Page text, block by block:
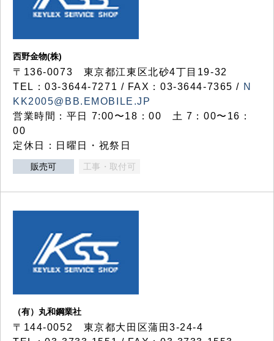
西野金物(株)
〒136-0073 東京都江東区北砂4丁目19-32
TEL：03‐3644‐7271 / FAX：03-3644-7365 / N
KK2005@BB.EMOBILE.JP
営業時間：平日 7:00〜18：00 土 7：00〜16：
00
定休日：日曜日・祝祭日
販売可 工事・取付可
（有）丸和鋼業社
〒144-0052 東京都大田区蒲田3-24-4